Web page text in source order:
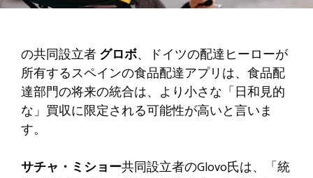
の共同設立者グロボ、ドイツの配達ヒーローが
所有するスペインの食品配達アプリは、食品配
達部門の将来の統合は、より小さな「日和見的
な」買収に限定される可能性が高いと言いま
す。
サチャ・ミショー共同設立者のGlovo氏は、「統